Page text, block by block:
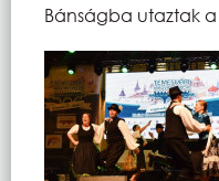
Bánságba utaztak